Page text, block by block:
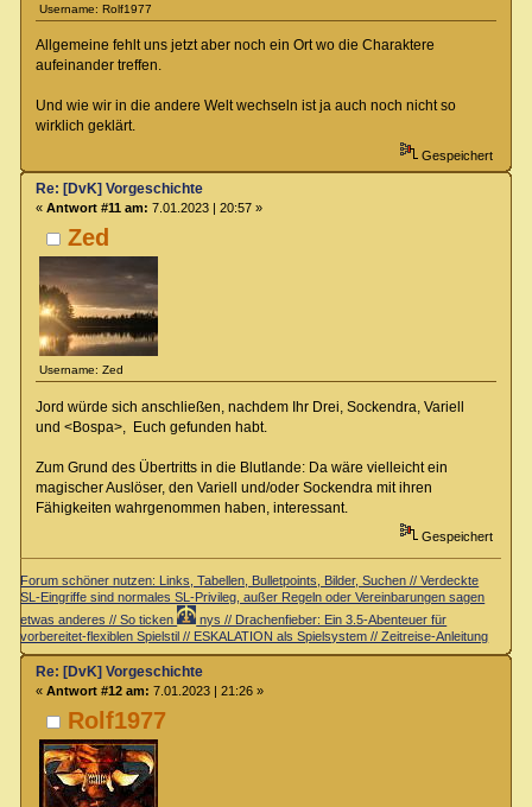
Username: Rolf1977
Allgemeine fehlt uns jetzt aber noch ein Ort wo die Charaktere
aufeinander treffen.
Und wie wir in die andere Welt wechseln ist ja auch noch nicht so
wirklich geklärt.
Gespeichert
Zed
Username: Zed
Re: [DvK] Vorgeschichte
« Antwort #11 am: 7.01.2023 | 20:57 »
Jord würde sich anschließen, nachdem Ihr Drei, Sockendra, Variell
und <Bospa>, Euch gefunden habt.
Zum Grund des Übertritts in die Blutlande: Da wäre vielleicht ein
magischer Auslöser, den Variell und/oder Sockendra mit ihren
Fähigkeiten wahrgenommen haben, interessant.
Gespeichert
Forum schöner nutzen: Links, Tabellen, Bulletpoints, Bilder, Suchen // Verdeckte
SL-Eingriffe sind normales SL-Privileg, außer Regeln oder Vereinbarungen sagen
etwas anderes // So ticken
nys // Drachenfieber: Ein 3.5-Abenteuer für
vorbereitet-flexiblen Spielstil // ESKALATION als Spielsystem // Zeitreise-Anleitung
Rolf1977
Re: [DvK] Vorgeschichte
« Antwort #12 am: 7.01.2023 | 21:26 »